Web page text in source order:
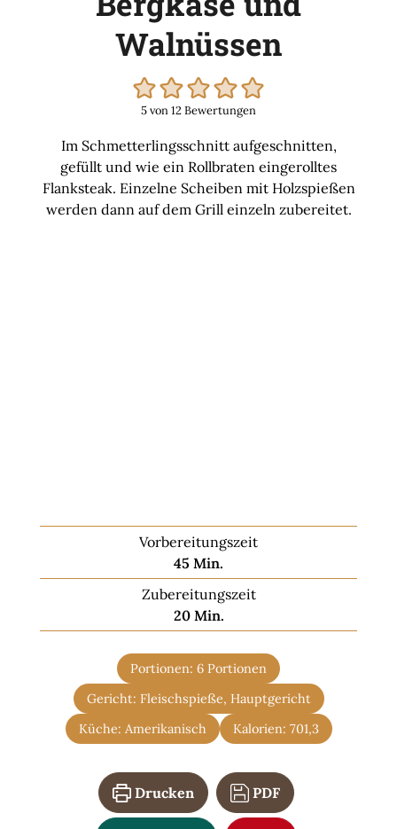
Walnüssen
5von12Bewertungen
Im Schmetterlingsschnitt aufgeschnitten,
gefüllt und wie ein Rollbraten eingerolltes
Flanksteak. Einzelne Scheiben mit Holzspießen
werden dann auf dem Grill einzeln zubereitet.
Vorbereitungszeit
45 Minuten
Min.
Zubereitungszeit
20Minuten
Min.
Portionen: 6 Portionen
Gericht: Fleischspieße, Hauptgericht
Küche: Amerikanisch Kalorien: 701,3
Drucken PDF